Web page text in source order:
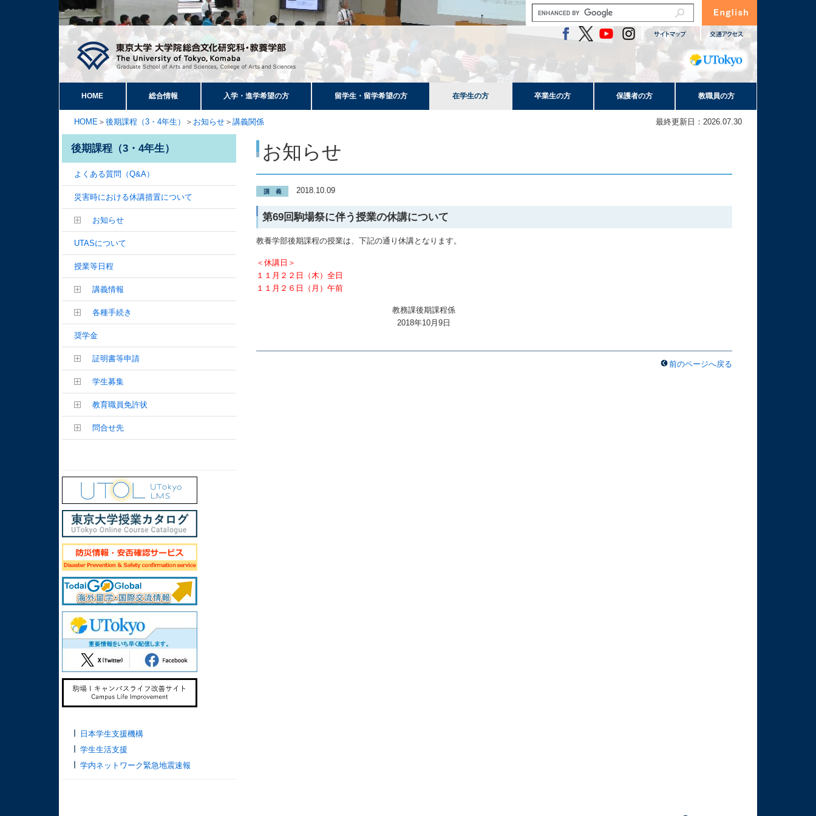
HOME 総合情報 入学・進学希望の方 留学生・留学希望の方 在学生の方 卒業生の方 保護者の方 教職員の方
HOME ＞ 後期課程（3・4年生） ＞ お知らせ ＞ 講義関係 最終更新日：2026.07.30
お知らせ
2018.10.09
第69回駒場祭に伴う授業の休講について
教養学部後期課程の授業は、下記の通り休講となります。
＜休講日＞
１１月２２日（木）全日
１１月２６日（月）午前
教務課後期課程係
2018年10月9日
前のページへ戻る
後期課程（3・4年生）
よくある質問（Q&A）
災害時における休講措置について
お知らせ
UTASについて
授業等日程
講義情報
各種手続き
奨学金
証明書等申請
学生募集
教育職員免許状
問合せ先
日本学生支援機構
学生生活支援
学内ネットワーク緊急地震速報